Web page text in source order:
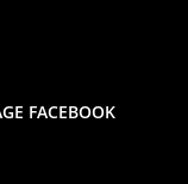
FACEBOOK